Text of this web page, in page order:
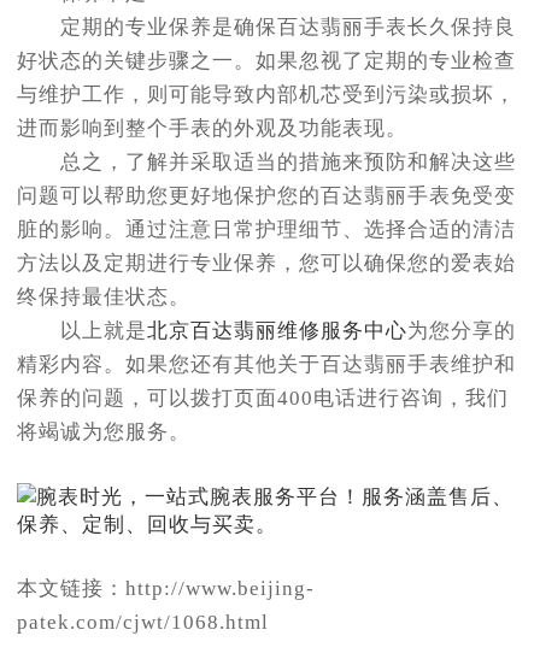
定期的专业保养是确保百达翡丽手表长久保持良
好状态的关键步骤之一。如果忽视了定期的专业检查
与维护工作，则可能导致内部机芯受到污染或损坏，
进而影响到整个手表的外观及功能表现。
总之，了解并采取适当的措施来预防和解决这些
问题可以帮助您更好地保护您的百达翡丽手表免受变
脏的影响。通过注意日常护理细节、选择合适的清洁
方法以及定期进行专业保养，您可以确保您的爱表始
终保持最佳状态。
以上就是北京百达翡丽维修服务中心为您分享的
精彩内容。如果您还有其他关于百达翡丽手表维护和
保养的问题，可以拨打页面400电话进行咨询，我们
将竭诚为您服务。
本文链接：http://www.beijing-
patek.com/cjwt/1068.html